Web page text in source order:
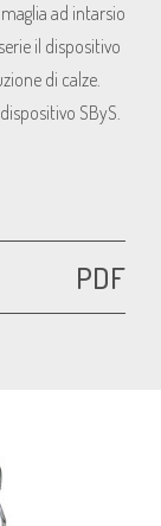
ad intarsio
il dispositivo
di calze.
SByS.
PDF